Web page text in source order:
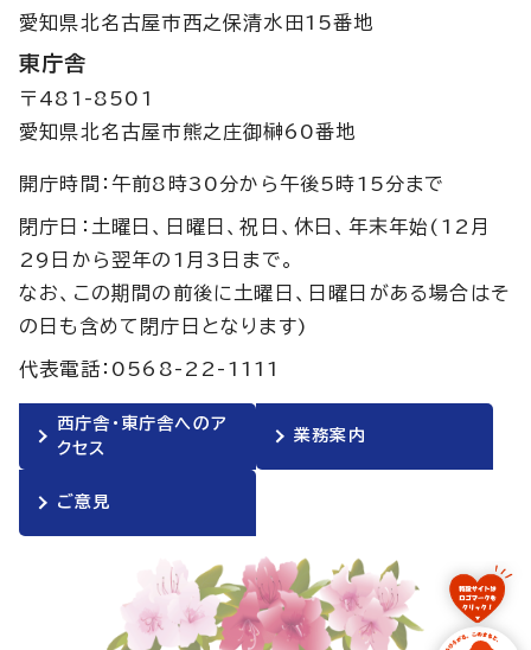
愛知県北名古屋市西之保清水田15番地
東庁舎
〒481-8501
愛知県北名古屋市熊之庄御榊60番地
開庁時間：午前8時30分から午後5時15分まで
閉庁日：土曜日、日曜日、祝日、休日、年末年始(12月
29日から翌年の1月3日まで。
なお、この期間の前後に土曜日、日曜日がある場合はそ
の日も含めて閉庁日となります)
代表電話：0568-22-1111
西庁舎・東庁舎へのア
クセス
業務案内
ご意見